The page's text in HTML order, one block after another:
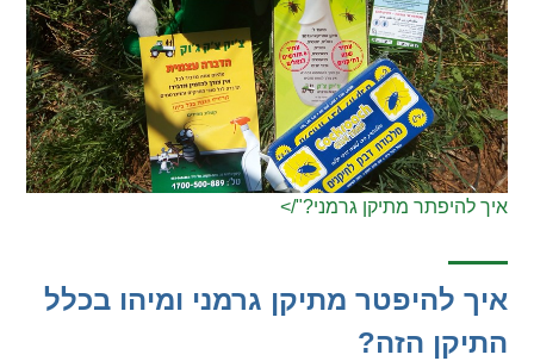
איך להיפתר מתיקן גרמני?"/>
איך להיפטר מתיקן גרמני ומיהו בכלל
התיקן הזה?